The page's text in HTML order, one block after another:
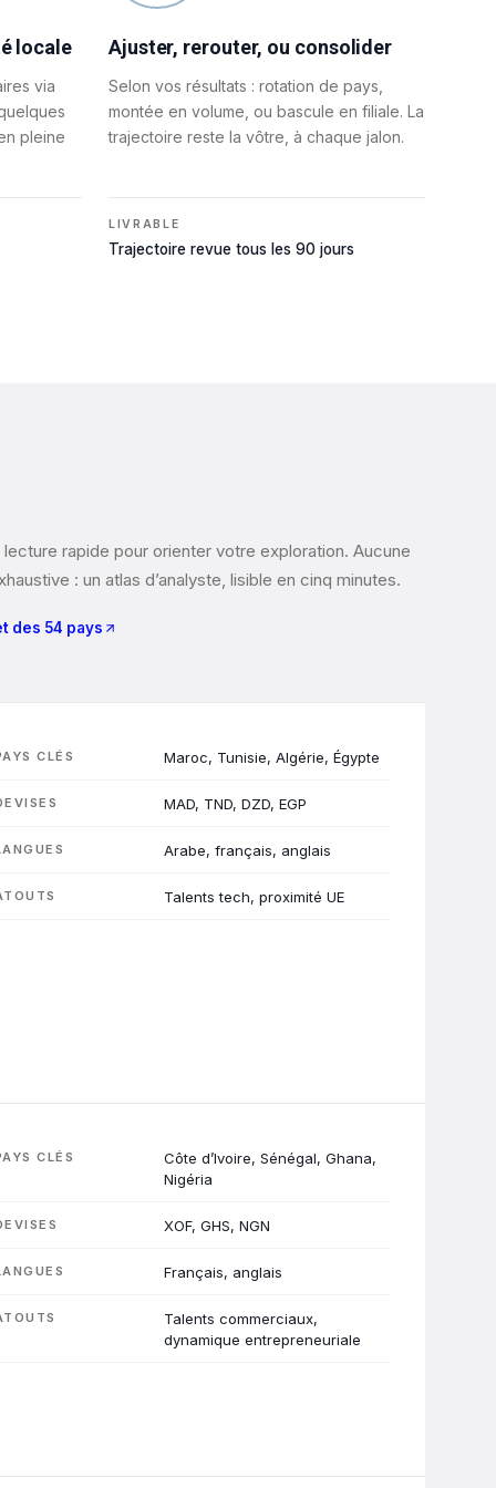
locale
via
pleine
Ajuster, rerouter, ou consolider
Selon vos résultats : rotation de pays,
montée en volume, ou bascule en filiale. La
trajectoire reste la vôtre, à chaque jalon.
LIVRABLE
Trajectoire revue tous les 90 jours
rapide pour orienter votre exploration. Aucune
: un atlas d’analyste, lisible en cinq minutes.
des 54 pays
CLÉS Maroc, Tunisie, Algérie, Égypte
MAD, TND, DZD, EGP
Arabe, français, anglais
Talents tech, proximité UE
CLÉS
Côte d’Ivoire, Sénégal, Ghana,
Nigéria
XOF, GHS, NGN
Français, anglais
Talents commerciaux,
dynamique entrepreneuriale